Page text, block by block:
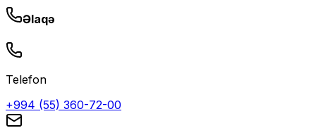
Əlaqə
Telefon
+994 (55) 360-72-00